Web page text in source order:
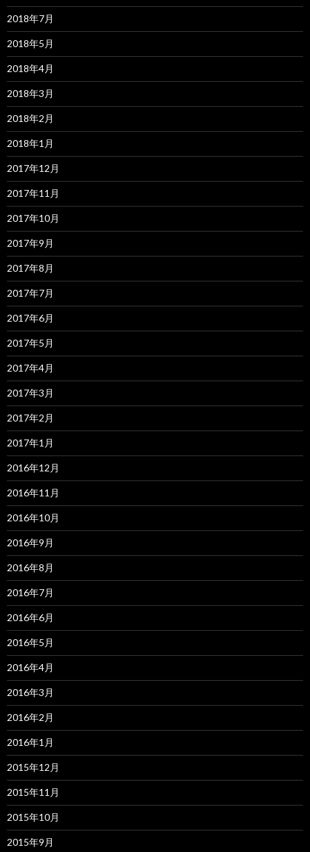
2018年7月
2018年5月
2018年4月
2018年3月
2018年2月
2018年1月
2017年12月
2017年11月
2017年10月
2017年9月
2017年8月
2017年7月
2017年6月
2017年5月
2017年4月
2017年3月
2017年2月
2017年1月
2016年12月
2016年11月
2016年10月
2016年9月
2016年8月
2016年7月
2016年6月
2016年5月
2016年4月
2016年3月
2016年2月
2016年1月
2015年12月
2015年11月
2015年10月
2015年9月